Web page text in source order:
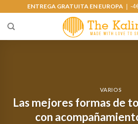
contenido
ENTREGA GRATUITA EN EUROPA | -
VARIOS
Las mejores formas de
con